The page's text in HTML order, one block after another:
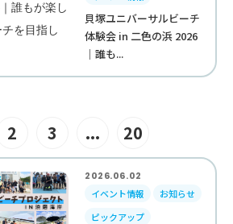
貝塚ユニバーサルビーチ
体験会 in 二色の浜 2026
｜誰も...
2 3 ... 20
2026.06.02
イベント情報
お知らせ
ピックアップ